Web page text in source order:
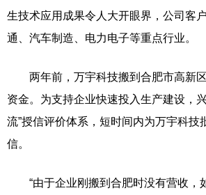
生技术应用成果令人大开眼界，公司客
通、汽车制造、电力电子等重点行业。
两年前，万宇科技搬到合肥市高新区
资金。为支持企业快速投入生产建设，
流”授信评价体系，短时间内为万宇科技
信。
“由于企业刚搬到合肥时没有营收，